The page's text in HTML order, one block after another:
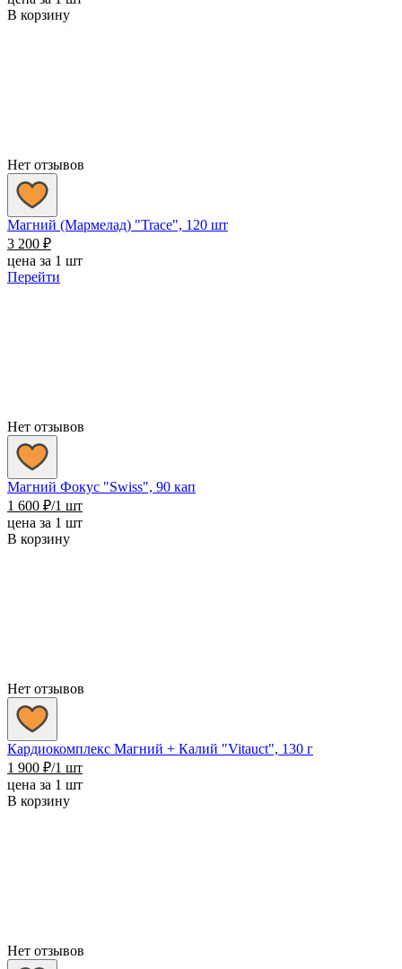
В корзину
Нет отзывов
Магний (Мармелад) "Trace", 120 шт
3 200 ₽
цена за 1 шт
Перейти
Нет отзывов
Магний Фокус "Swiss", 90 кап
1 600 ₽/1 шт
цена за 1 шт
В корзину
Нет отзывов
Кардиокомплекс Магний + Калий "Vitauct", 130 г
1 900 ₽/1 шт
цена за 1 шт
В корзину
Нет отзывов